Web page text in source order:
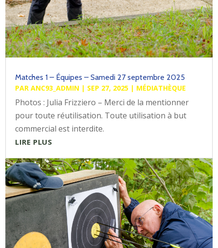
Matches 1 – Équipes – Samedi 27 septembre 2025
PARANC93_ADMIN | SEP 27, 2025 | MÉDIATHÈQUE
Photos : Julia Frizziero – Merci de la mentionner
pour toute réutilisation. Toute utilisation à but
commercial est interdite.
LIRE PLUS